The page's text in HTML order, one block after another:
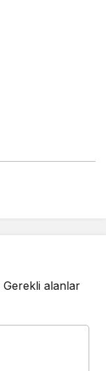
Gerekli alanlar